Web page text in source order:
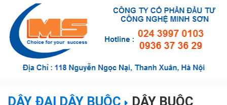
DÂY ĐAI DÂY BUỘC
DÂY BUỘC